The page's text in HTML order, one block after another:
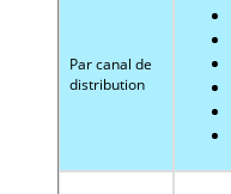
Par canal de
distribution